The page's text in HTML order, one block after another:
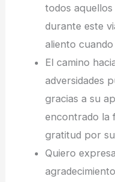
todos
durante este
aliento
El camino
adversidades
gracias a su
encontrado la
gratitud por
Quiero